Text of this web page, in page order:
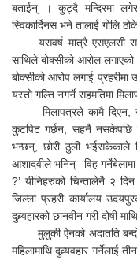
बताईन् । कुट्दै मन्दिरमा
स्विकार्दिनस भने तालाई गोलि
यसवर्ष मात्रै
साथिले बोक्सीको आरोल
बोक्सीको आरोप लगाई
यस्तो गल्ति नगर्ने सहमतिमा
मिलापत्रले कामै दिएन,
कुटपिट गर्छन, सहनै नसकेपछि
भन्छन्, छोरी ठुली भईसकेकाले
आशादवीले भनिन्–‘विह
?’ यीनिहरुको चिन्तालेनै २
जिल्ला प्रहरी कार्यालय
दुब्र्यहारको छानवीन गरी दोषी
मुलुकी ऐनको अदातति
महिलामाथि दुव्र्यवहार गर्नेलाई